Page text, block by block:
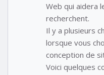
Web qui aidera
recherchent.
Il y a plusieurs
lorsque vous
conception de
Voici quelques